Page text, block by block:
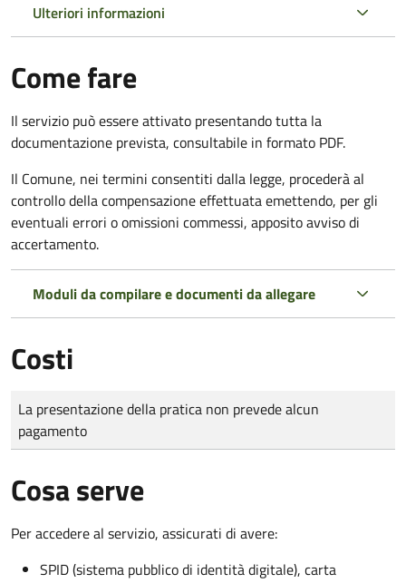
Ulteriori informazioni
Come fare
Il servizio può essere attivato presentando tutta la
documentazione prevista, consultabile in formato PDF.
Il Comune, nei termini consentiti dalla legge, procederà al
controllo della compensazione effettuata emettendo, per gli
eventuali errori o omissioni commessi, apposito avviso di
accertamento.
Moduli da compilare e documenti da allegare
Costi
Tipo di pagamento
Importo
La presentazione della pratica non prevede alcun
pagamento
Cosa serve
Per accedere al servizio, assicurati di avere:
SPID (sistema pubblico di identità digitale), carta